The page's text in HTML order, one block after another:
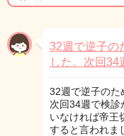
32週で逆子の
した。次回
32週で逆子のた
次回34週で検診
いなければ帝王
すると言われま